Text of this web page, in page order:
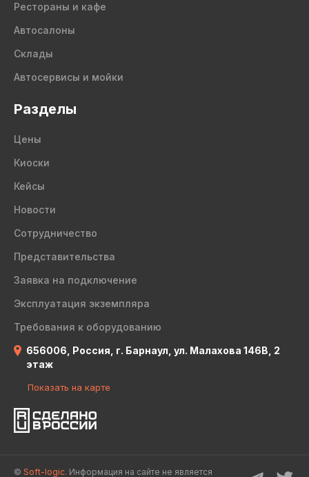
Рестораны и кафе
Автосалоны
Склады
Автосервисы и мойки
Разделы
Цены
Киоски
Кейсы
Новости
Сотрудничество
Представительства
Заявка на подключение
Эксплуатация экземпляра
Требования к оборудованию
656006, Россия, г. Барнаул, ул. Малахова 146В, 2
этаж
Показать на карте
© Soft-logic. Информация на сайте не является